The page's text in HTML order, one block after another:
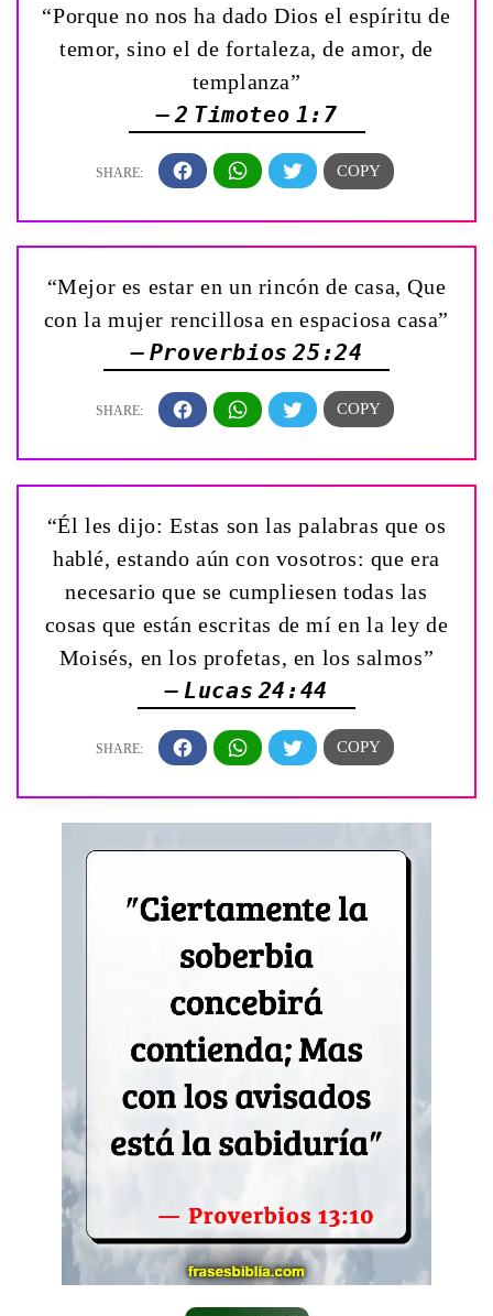
“Porque no nos ha dado Dios el espíritu de
temor, sino el de fortaleza, de amor, de
templanza”
— 2 Timoteo 1:7
“Mejor es estar en un rincón de casa, Que
con la mujer rencillosa en espaciosa casa”
— Proverbios 25:24
“Él les dijo: Estas son las palabras que os
hablé, estando aún con vosotros: que era
necesario que se cumpliesen todas las
cosas que están escritas de mí en la ley de
Moisés, en los profetas, en los salmos”
— Lucas 24:44